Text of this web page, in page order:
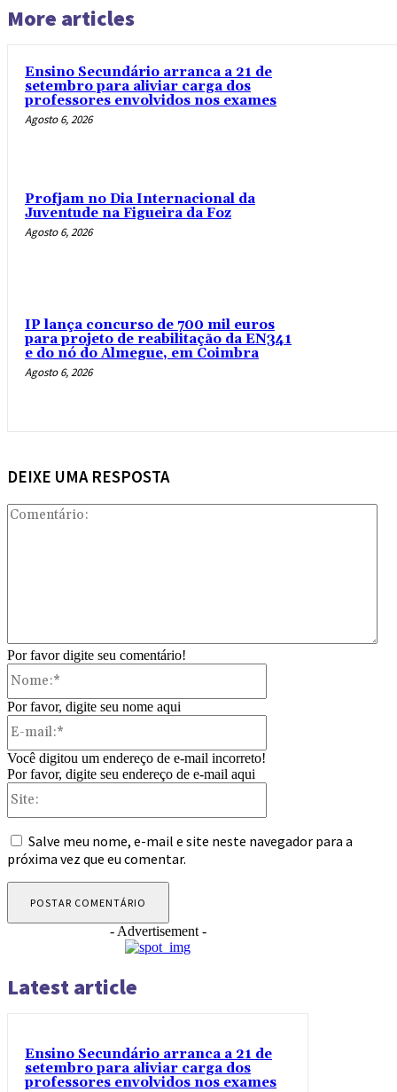
More articles
Ensino Secundário arranca a 21 de
setembro para aliviar carga dos
professores envolvidos nos exames
Agosto 6, 2026
Profjam no Dia Internacional da
Juventude na Figueira da Foz
Agosto 6, 2026
IP lança concurso de 700 mil euros
para projeto de reabilitação da EN341
e do nó do Almegue, em Coimbra
Agosto 6, 2026
DEIXE UMA RESPOSTA
Por favor digite seu comentário!
Por favor, digite seu nome aqui
Você digitou um endereço de e-mail incorreto!
Por favor, digite seu endereço de e-mail aqui
Salve meu nome, e-mail e site neste navegador para a
próxima vez que eu comentar.
- Advertisement -
Latest article
Ensino Secundário arranca a 21 de
setembro para aliviar carga dos
professores envolvidos nos exames